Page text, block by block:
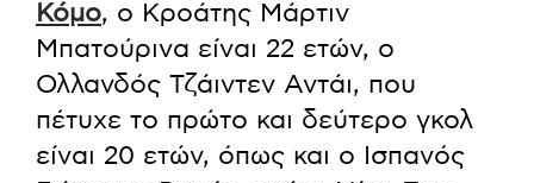
Κόμο, ο Κροάτης Μάρτιν
Μπατούρινα είναι 22 ετών, ο
Ολλανδός Τζάιντεν Αντάι, που
πέτυχε το πρώτο και δεύτερο γκολ
είναι 20 ετών, όπως και ο Ισπανός